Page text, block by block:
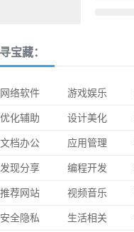
宝藏：
网络软件 游戏娱乐
优化辅助
设计美化
文档办公
应用管理
发现分享
编程开发
推荐网站
视频音乐
安全隐私
生活相关